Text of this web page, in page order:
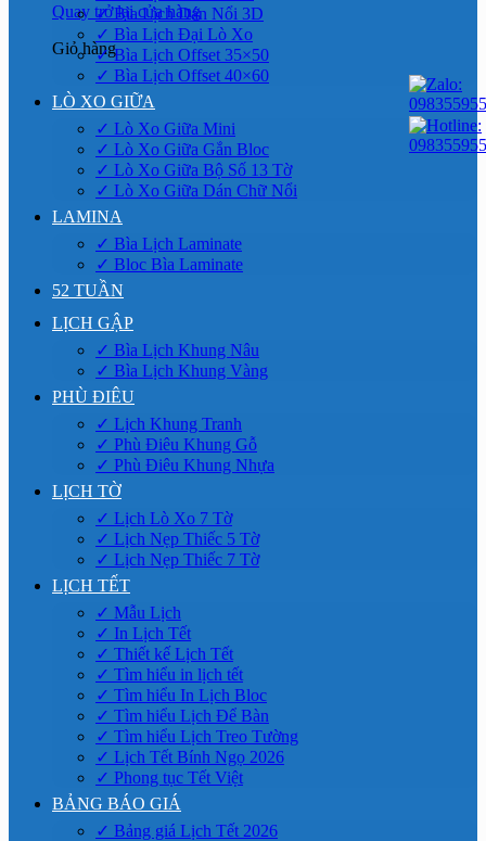
Quay trở lại cửa hàng
Giỏ hàng
✓ Bìa Lịch Dán Nổi 3D
✓ Bìa Lịch Đại Lò Xo
✓ Bìa Lịch Offset 35×50
✓ Bìa Lịch Offset 40×60
LÒ XO GIỮA
✓ Lò Xo Giữa Mini
✓ Lò Xo Giữa Gắn Bloc
✓ Lò Xo Giữa Bộ Số 13 Tờ
✓ Lò Xo Giữa Dán Chữ Nổi
LAMINA
✓ Bìa Lịch Laminate
✓ Bloc Bìa Laminate
52 TUẦN
LỊCH GẬP
✓ Bìa Lịch Khung Nâu
✓ Bìa Lịch Khung Vàng
PHÙ ĐIÊU
✓ Lịch Khung Tranh
✓ Phù Điêu Khung Gỗ
✓ Phù Điêu Khung Nhựa
LỊCH TỜ
✓ Lịch Lò Xo 7 Tờ
✓ Lịch Nẹp Thiếc 5 Tờ
✓ Lịch Nẹp Thiếc 7 Tờ
LỊCH TẾT
✓ Mẫu Lịch
✓ In Lịch Tết
✓ Thiết kế Lịch Tết
✓ Tìm hiểu in lịch tết
✓ Tìm hiểu In Lịch Bloc
✓ Tìm hiểu Lịch Để Bàn
✓ Tìm hiểu Lịch Treo Tường
✓ Lịch Tết Bính Ngọ 2026
✓ Phong tục Tết Việt
BẢNG BÁO GIÁ
✓ Bảng giá Lịch Tết 2026